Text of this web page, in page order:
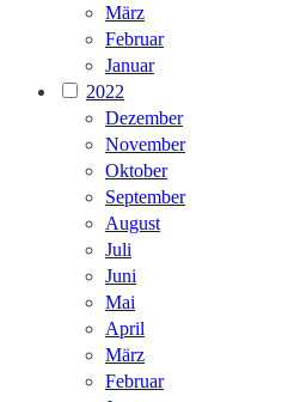
März
Februar
Januar
2022
Dezember
November
Oktober
September
August
Juli
Juni
Mai
April
März
Februar